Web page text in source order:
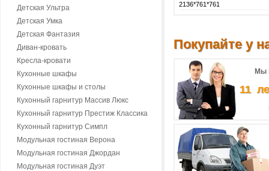
Детская Ультра
Детская Умка
Детская Фантазия
Диван-кровать
Кресла-кровати
Кухонные шкафы
Кухонные шкафы и столы
Кухонный гарнитур Массив Люкс
Кухонный гарнитур Престиж Классика
Кухонный гарнитур Симпл
Модульная гостиная Верона
Модульная гостиная Джордан
Модульная гостиная Дуэт
2136*761*761
Покупайте у
Мы
11